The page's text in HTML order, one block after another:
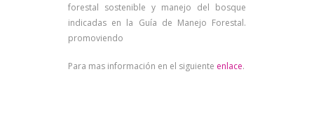
forestal sostenible y manejo del bosque
indicadas en la Guía de Manejo Forestal.
promoviendo
Para mas información en el siguiente enlace.